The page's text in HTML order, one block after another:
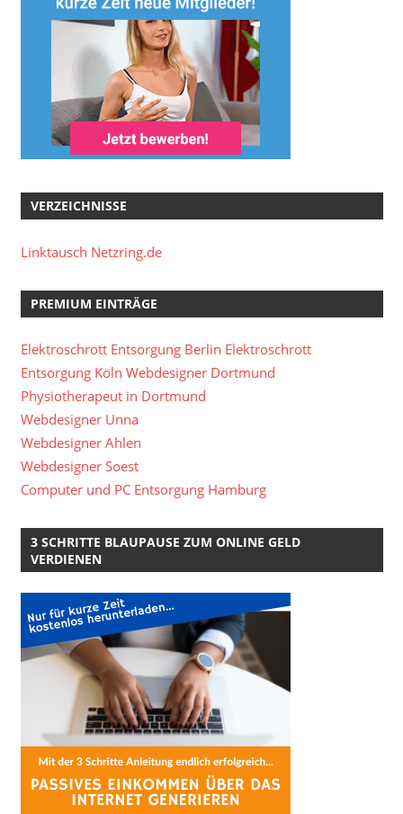
VERZEICHNISSE
Linktausch Netzring.de
PREMIUM EINTRÄGE
Elektroschrott Entsorgung Berlin Elektroschrott
Entsorgung Köln Webdesigner Dortmund
Physiotherapeut in Dortmund
Webdesigner Unna
Webdesigner Ahlen
Webdesigner Soest
Computer und PC Entsorgung Hamburg
3 SCHRITTE BLAUPAUSE ZUM ONLINE GELD
VERDIENEN